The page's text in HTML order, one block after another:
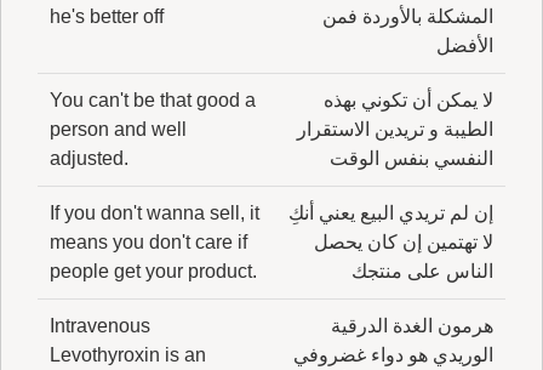
المشكلة بالأوردة فمن
الأفضل
he's better off
لا يمكن أن تكوني بهذه
الطيبة و تريدين الاستقرار
النفسي بنفس الوقت
You can't be that good a
person and well
adjusted.
إن لم تريدي البيع يعني أنكِ
لا تهتمين إن كان يحصل
الناس على منتجك
If you don't wanna sell, it
means you don't care if
people get your product.
هرمون الغدة الدرقية
الوريدي هو دواء غضروفي
Intravenous
Levothyroxin is an